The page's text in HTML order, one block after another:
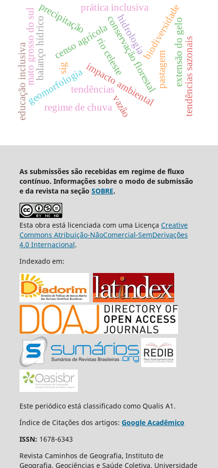
conservação florestal
impacto ambiental
censo agrícola biodiversidade
rio celeste
tendências
precipitação
vazão
balanço hídrico
geomorfologia
hidrologia
regime de chuva
extensão do gelotendências sazonais
mato grosso do sul pastagem
educação inclusiva
prática inclusiva
sig
As submissões são recebidas em regime de fluxo
contínuo. Informações sobre o modo de submissão
e da revista na seção SOBRE.
Esta obra está licenciada com uma Licença Creative
Commons Atribuição-NãoComercial-SemDerivações
4.0 Internacional.
Indexado em:
Este periódico está classificado como Qualis A1.
Índice de Citações dos artigos: Google Acadêmico
ISSN: 1678-6343
Revista Caminhos de Geografia, Instituto de
Geografia, Geociências e Saúde Coletiva, Universidade